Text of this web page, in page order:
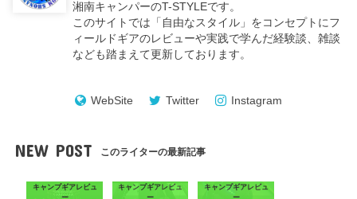
湘南キャンパーのT-STYLEです。
このサイトでは「自由なスタイル」をコンセプトにフ
ィールドギアのレビューや実践で学んだ経験談、雑談
なども踏まえて更新しております。
WebSite Twitter Instagram
NEW POST このライターの最新記事
キャンプギアレビュ
キャンプギアレビュ
キャンプギアレビュ